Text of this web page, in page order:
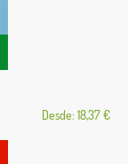
Desde: 18,37 €